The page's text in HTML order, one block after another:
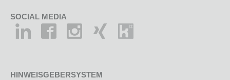
SOCIAL MEDIA
HINWEISGEBERSYSTEM